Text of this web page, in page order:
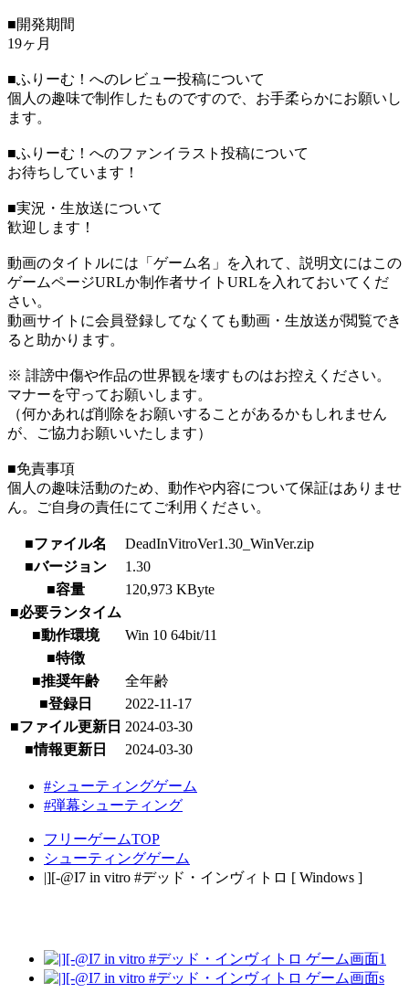
■開発期間
19ヶ月
■ふりーむ！へのレビュー投稿について
個人の趣味で制作したものですので、お手柔らかにお願いし
ます。
■ふりーむ！へのファンイラスト投稿について
お待ちしています！
■実況・生放送について
歓迎します！
動画のタイトルには「ゲーム名」を入れて、説明文にはこの
ゲームページURLか制作者サイトURLを入れておいてくだ
さい。
動画サイトに会員登録してなくても動画・生放送が閲覧でき
ると助かります。
※ 誹謗中傷や作品の世界観を壊すものはお控えください。
マナーを守ってお願いします。
（何かあれば削除をお願いすることがあるかもしれません
が、ご協力お願いいたします）
■免責事項
個人の趣味活動のため、動作や内容について保証はありませ
ん。ご自身の責任にてご利用ください。
■ファイル名
DeadInVitroVer1.30_WinVer.zip
■バージョン
1.30
■容量
120,973 KByte
■必要ランタイム
■動作環境
Win 10 64bit/11
■特徴
■推奨年齢
全年齢
■登録日
2022-11-17
■ファイル更新日 2024-03-30
■情報更新日
2024-03-30
#シューティングゲーム
#弾幕シューティング
フリーゲームTOP
シューティングゲーム
|][-@I7 in vitro #デッド・インヴィトロ [ Windows ]